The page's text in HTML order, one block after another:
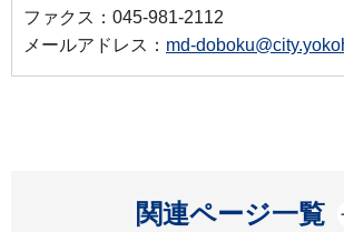
ファクス：045-981-2112
メールアドレス： md-
関連ページ一覧
開く